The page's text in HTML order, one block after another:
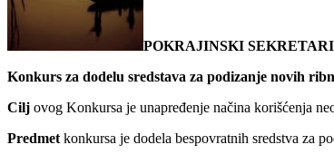
POKRAJINSKI
Konkurs za dodelu sredstava za podizanje novih
Cilj ovog Konkursa je unapređenje načina korišćenja
Predmetkonkursa je dodela bespovratnih sredstva za